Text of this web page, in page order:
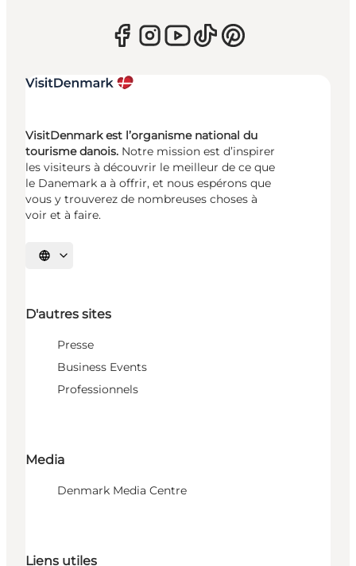
VisitDenmark est l’organisme national du
tourisme danois. Notre mission est d’inspirer
les visiteurs à découvrir le meilleur de ce que
le Danemark a à offrir, et nous espérons que
vous y trouverez de nombreuses choses à
voir et à faire.
Choisissez la langue
D'autres sites
Presse
Business Events
Professionnels
Media
Denmark Media Centre
Liens utiles